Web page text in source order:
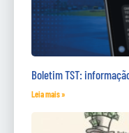
Boletim TST:
Leia mais »